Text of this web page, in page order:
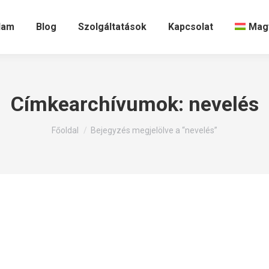
Blog Szolgáltatások Kapcsolat
Címkearchívumok: nevelés
Itt állsz:
Főoldal Bejegyzés megjelölve a “nevelés”